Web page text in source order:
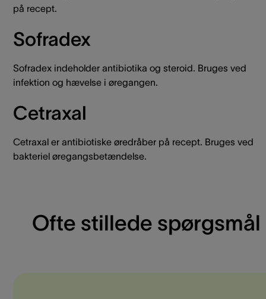
på recept.
Sofradex
Sofradex indeholder antibiotika og steroid. Bruges ved
infektion og hævelse i øregangen.
Cetraxal
Cetraxal er antibiotiske øredråber på recept. Bruges ved
bakteriel øregangsbetændelse.
Ofte stillede spørgsmål